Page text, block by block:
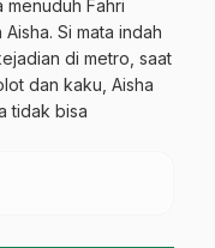
menuduh Fahri
Si mata indah
di metro, saat
dan kaku, Aisha
tidak bisa